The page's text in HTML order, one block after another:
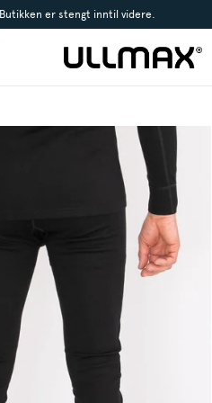
Butikken er stengt inntil videre.